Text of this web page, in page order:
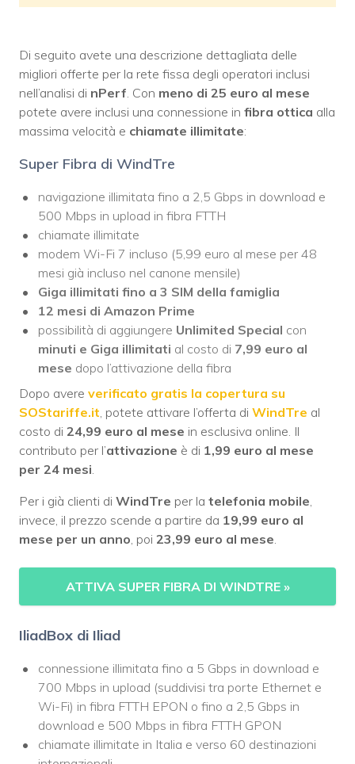
Di seguito avete una descrizione dettagliata delle
migliori offerte per la rete fissa degli operatori inclusi
nell’analisi di nPerf. Con meno di 25 euro al mese
potete avere inclusi una connessione in fibra ottica alla
massima velocità e chiamate illimitate:
Super Fibra di WindTre
navigazione illimitata fino a 2,5 Gbps in download e
500 Mbps in upload in fibra FTTH
chiamate illimitate
modem Wi-Fi 7 incluso (5,99 euro al mese per 48
mesi già incluso nel canone mensile)
Giga illimitati fino a 3 SIM della famiglia
12 mesi di Amazon Prime
possibilità di aggiungere Unlimited Special con
minuti e Giga illimitati al costo di 7,99 euro al
mese dopo l’attivazione della fibra
Dopo avere verificato gratis la copertura su
SOStariffe.it, potete attivare l’offerta di WindTre al
costo di 24,99 euro al mese in esclusiva online. Il
contributo per l’attivazione è di 1,99 euro al mese
per 24 mesi.
Per i già clienti di WindTre per la telefonia mobile,
invece, il prezzo scende a partire da 19,99 euro al
mese per un anno, poi 23,99 euro al mese.
ATTIVA SUPER FIBRA DI WINDTRE »
IliadBox di Iliad
connessione illimitata fino a 5 Gbps in download e
700 Mbps in upload (suddivisi tra porte Ethernet e
Wi-Fi) in fibra FTTH EPON o fino a 2,5 Gbps in
download e 500 Mbps in fibra FTTH GPON
chiamate illimitate in Italia e verso 60 destinazioni